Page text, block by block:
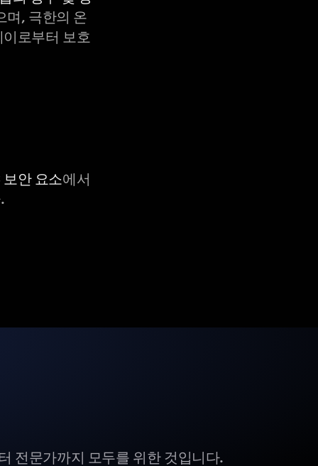
며, 극한의 온
이로부터 보호
안 요소에서
전문가까지 모두를 위한 것입니다.